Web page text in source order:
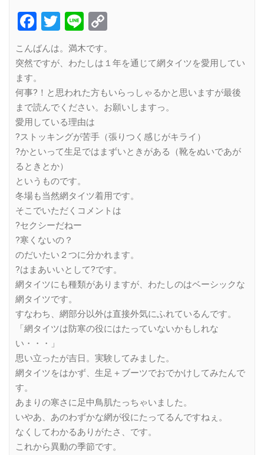
Facebook
Twitter
Line
こんばんは。満木です。
突然ですが、わたしは１年を通じて網タイツを愛用してい
ます。
何事?！と思われた方もいらっしゃるかと思いますが最後
まで読んでください。お願いしますっ。
愛用している理由は
?ストッキングが苦手（張りつく感じがキライ）
?かといって生足ではまずいときがある（靴をぬいであが
るときとか）
というものです。
冬場も当然網タイツ着用です。
そこでいただくコメントは
?セクシーだねー
?寒くないの？
のだいたい２つに分かれます。
?はまあいいとして?です。
網タイツにも種類がありますが、わたしのはベーシックな
網タイツです。
すなわち、網部分以外は直接外気にふれているんです。
「網タイツは防寒の役にはたっていないかもしれな
い・・・」
思い立ったが吉日。実験してみました。
網タイツをはかず、生足＋ブーツでおでかけしてみたんで
す。
あまりの寒さに足中鳥肌たっちゃいました。
いやあ、あのわずかな網が役にたってるんですねぇ。
なくしてわかるありがたさ、です。
これから異動の季節です。